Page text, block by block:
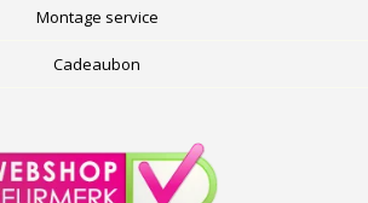
Montage service
Cadeaubon